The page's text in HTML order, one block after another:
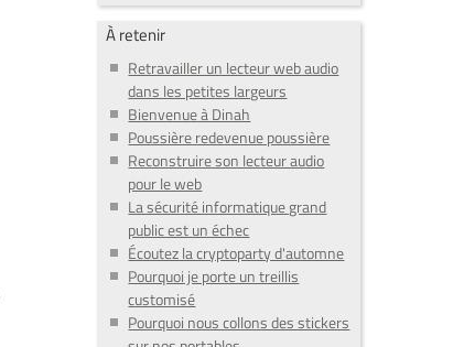
À retenir
Retravailler un lecteur web audio
dans les petites largeurs
Bienvenue à Dinah
Poussière redevenue poussière
Reconstruire son lecteur audio
pour le web
La sécurité informatique grand
public est un échec
Écoutez la cryptoparty d'automne
Pourquoi je porte un treillis
customisé
Pourquoi nous collons des stickers